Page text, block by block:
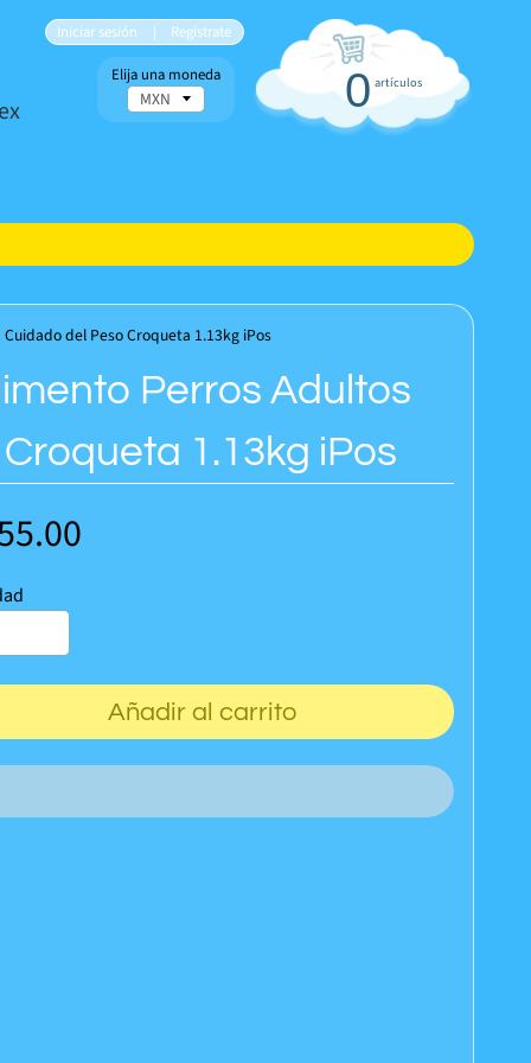
Iniciar sesión | Regístrate
0 artículos
Elija una moneda
del Peso Croqueta 1.13kg iPos
Perros Adultos
1.13kg iPos
Añadir al carrito